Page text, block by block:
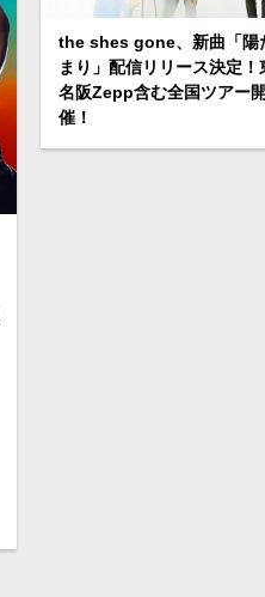
the shes gone、新曲「陽
まり」配信リリース決定！
名阪Zepp含む全国ツアー
催！